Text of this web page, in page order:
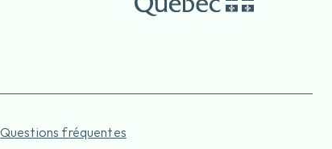
Questions fréquentes